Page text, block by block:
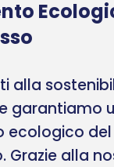
alla
garantiamo
ecologico del
Grazie alla